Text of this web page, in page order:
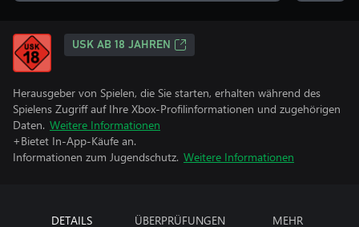
USK AB 18 JAHREN
Herausgeber von Spielen, die Sie starten, erhalten während des
Spielens Zugriff auf Ihre Xbox-Profilinformationen und zugehörigen
Daten. Weitere Informationen
+Bietet In-App-Käufe an.
Informationen zum Jugendschutz. Weitere Informationen
DETAILS ÜBERPRÜFUNGEN MEHR